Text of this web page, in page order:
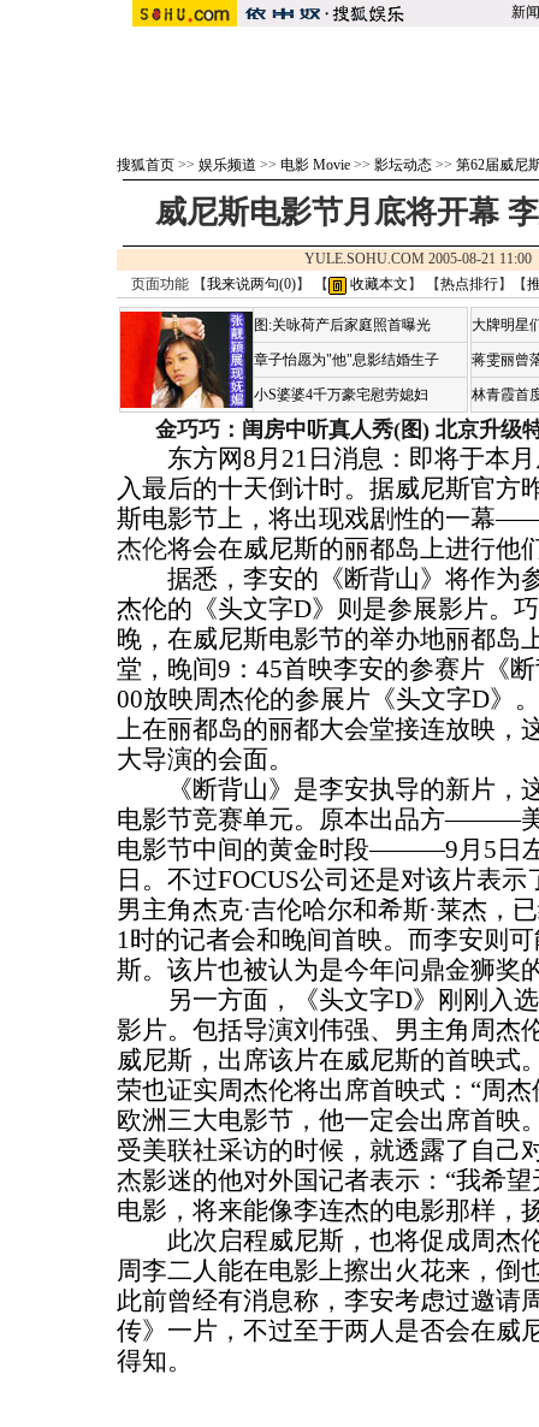
新闻
搜狐首页 >> 娱乐频道 >> 电影 Movie >> 影坛动态 >> 第62届威尼
威尼斯电影节月底将开幕
YULE.SOHU.COM 2005-08-21
页面功能 【我来说两句(0)】 【 收藏本文 】 【热点排行】【
图:关咏荷产后家庭照首曝光
章子怡愿为"他"息影结婚生子
小S婆婆4千万豪宅慰劳媳妇
大牌明星
蒋雯丽曾
林青霞首
金巧巧：闺房中听真人秀(图) 北京升级
东方网8月21日消息：即将于本月
入最后的十天倒计时。据威尼斯官方
斯电影节上，将出现戏剧性的一幕
杰伦将会在威尼斯的丽都岛上进行他
据悉，李安的《断背山》将作为
杰伦的《头文字D》则是参展影片。
晚，在威尼斯电影节的举办地丽都岛
堂，晚间9：45首映李安的参赛片《
00放映周杰伦的参展片《头文字D》
上在丽都岛的丽都大会堂接连放映，
大导演的会面。
《断背山》是李安执导的新片，
电影节竞赛单元。原本出品方———
电影节中间的黄金时段———9月5日
日。不过FOCUS公司还是对该片表
男主角杰克·吉伦哈尔和希斯·莱杰，
1时的记者会和晚间首映。而李安则
斯。该片也被认为是今年问鼎金狮奖
另一方面，《头文字D》刚刚入选
影片。包括导演刘伟强、男主角周杰
威尼斯，出席该片在威尼斯的首映式
荣也证实周杰伦将出席首映式：“周
欧洲三大电影节，他一定会出席首映
受美联社采访的时候，就透露了自己
杰影迷的他对外国记者表示：“我希
电影，将来能像李连杰的电影那样，
此次启程威尼斯，也将促成周杰
周李二人能在电影上擦出火花来，倒
此前曾经有消息称，李安考虑过邀请
传》一片，不过至于两人是否会在威
得知。